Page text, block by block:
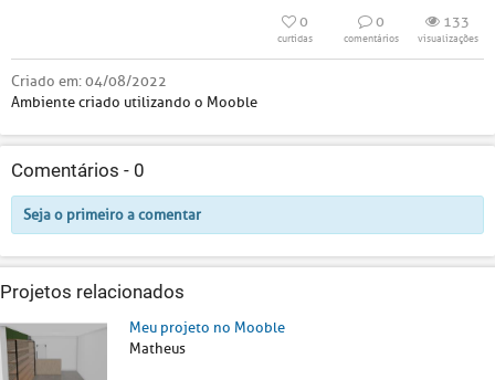
0
curtidas
0
comentários
133
visualizações
Criado em:04/08/2022
Ambiente criado utilizando o Mooble
Comentários - 0
Seja o primeiro a comentar
Projetos relacionados
Meu projeto no Mooble
Matheus